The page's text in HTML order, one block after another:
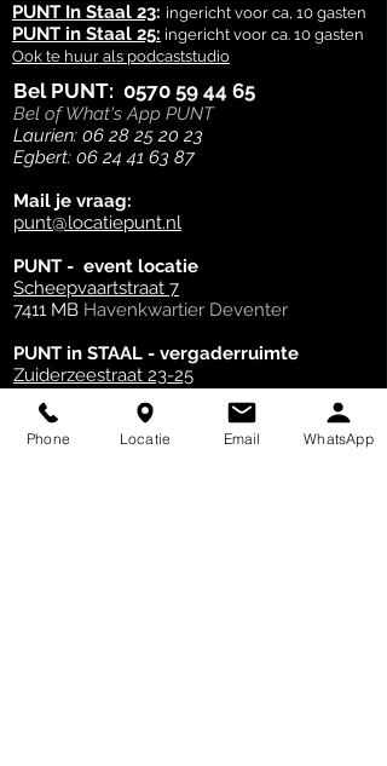
PUNT In Staal 23: ingericht voor ca, 10 gasten
PUNT in Staal 25: ingericht voor ca. 10 gasten
Ook te huur als podcaststudio
Bel PUNT: 0570 59 44 65
Bel of What's App PUNT
Laurien: 06 28 25 20 23
Egbert: 06 24 41 63 87
Mail je vraag:
punt@locatiepunt.nl
PUNT - event locatie
Scheepvaartstraat 7
7411 MB Havenkwartier Deventer
PUNT in STAAL - vergaderruimte
Zuiderzeestraat 23-25
7411 MC
Havenkwartier Deventer
Phone Locatie Email WhatsApp